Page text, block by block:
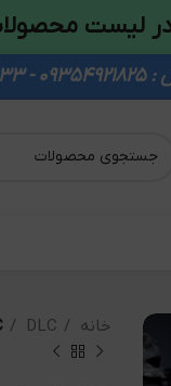
خانه DLC
در لیست